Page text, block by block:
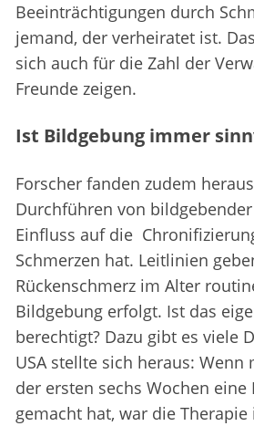
Beeinträchtigungen durch
jemand, der verheiratet ist.
sich auch für die Zahl der
Freunde zeigen.
Ist Bildgebung immer
Forscher fanden zudem
Durchführen von
Einfluss auf die
Schmerzen hat. Leitlinien
Rückenschmerz im Alter
Bildgebung erfolgt. Ist das
berechtigt? Dazu gibt es viele
USA stellte sich heraus: Wenn
der ersten sechs Wochen eine
gemacht hat, war die